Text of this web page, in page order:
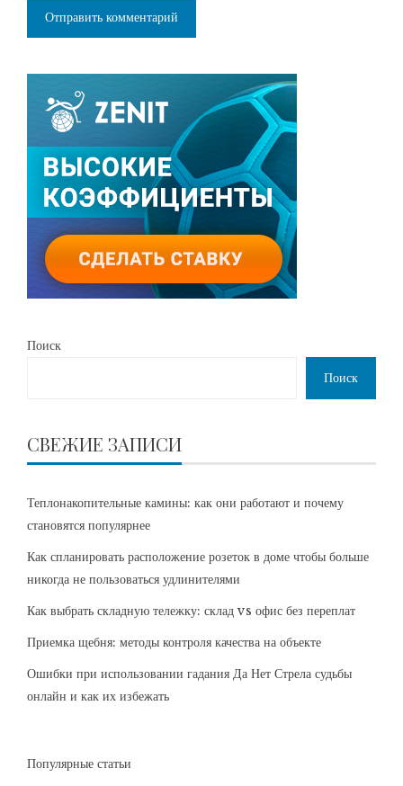
Поиск
Поиск
СВЕЖИЕ ЗАПИСИ
Теплонакопительные камины: как они работают и почему
становятся популярнее
Как спланировать расположение розеток в доме чтобы больше
никогда не пользоваться удлинителями
Как выбрать складную тележку: склад vs офис без переплат
Приемка щебня: методы контроля качества на объекте
Ошибки при использовании гадания Да Нет Стрела судьбы
онлайн и как их избежать
Популярные статьи